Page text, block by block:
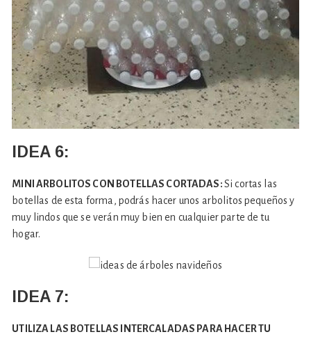
IDEA 6:
MINI ARBOLITOS CON BOTELLAS CORTADAS:Si cortas las
botellas de esta forma, podrás hacer unos arbolitos pequeños y
muy lindos que se verán muy bien en cualquier parte de tu
hogar.
IDEA 7:
UTILIZA LAS BOTELLAS INTERCALADAS PARA HACER TU